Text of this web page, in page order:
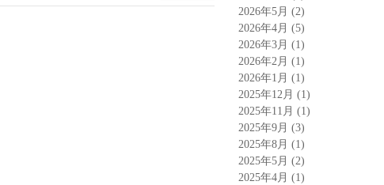
2026年5月 (2)
2026年4月 (5)
2026年3月 (1)
2026年2月 (1)
2026年1月 (1)
2025年12月 (1)
2025年11月 (1)
2025年9月 (3)
2025年8月 (1)
2025年5月 (2)
2025年4月 (1)